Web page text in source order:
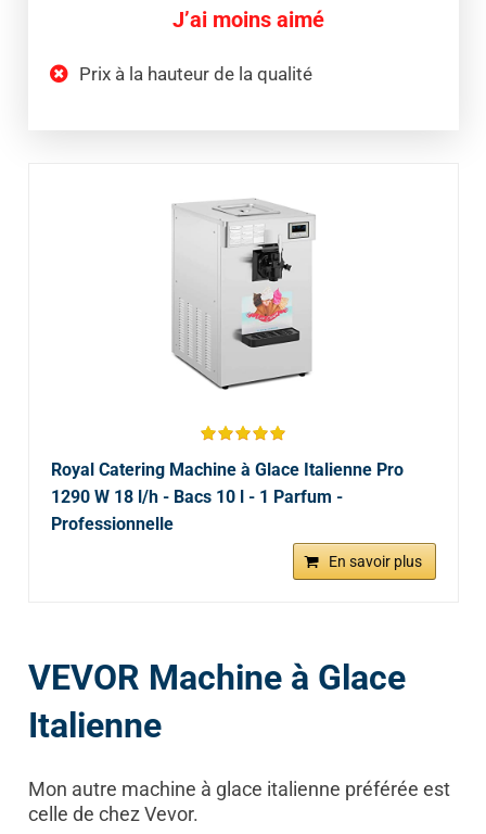
J’ai moins aimé
Prix à la hauteur de la qualité
Royal Catering Machine à Glace Italienne Pro
1290 W 18 l/h - Bacs 10 l - 1 Parfum -
Professionnelle
En savoir plus
VEVOR Machine à Glace
Italienne
Mon autre machine à glace italienne préférée est
celle de chez Vevor.